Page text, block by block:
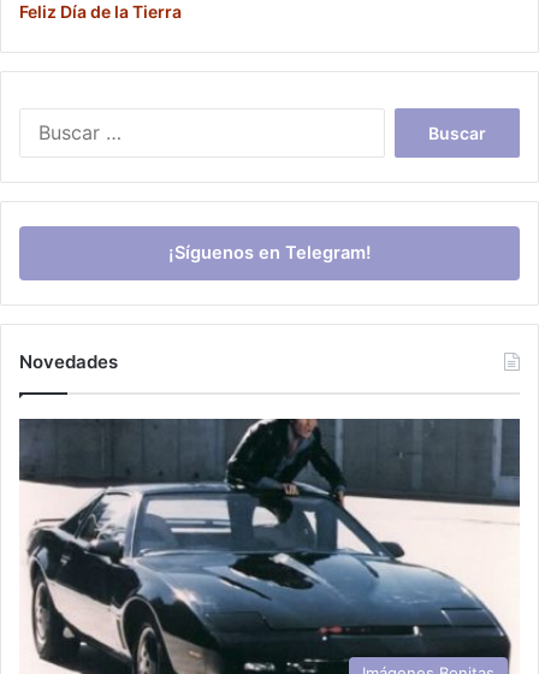
Feliz Día de la Tierra
¡Síguenos en Telegram!
Novedades